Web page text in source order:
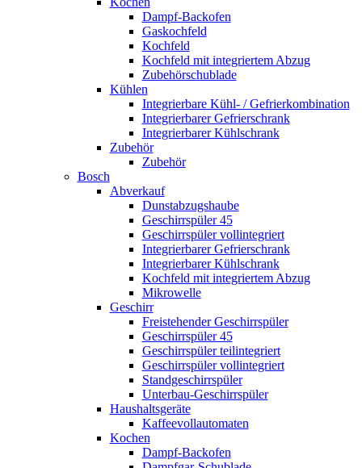
Dampf-Backofen
Gaskochfeld
Kochfeld
Kochfeld mit integriertem Abzug
Zubehörschublade
Kühlen
Integrierbare Kühl- / Gefrierkombination
Integrierbarer Gefrierschrank
Integrierbarer Kühlschrank
Zubehör
Zubehör
Bosch
Abverkauf
Dunstabzugshaube
Geschirrspüler 45
Geschirrspüler vollintegriert
Integrierbarer Gefrierschrank
Integrierbarer Kühlschrank
Kochfeld mit integriertem Abzug
Mikrowelle
Geschirr
Freistehender Geschirrspüler
Geschirrspüler 45
Geschirrspüler teilintegriert
Geschirrspüler vollintegriert
Standgeschirrspüler
Unterbau-Geschirrspüler
Haushaltsgeräte
Kaffeevollautomaten
Kochen
Dampf-Backofen